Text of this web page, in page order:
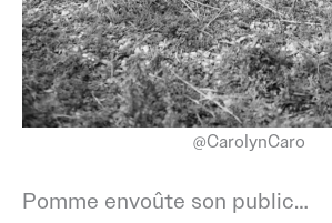
@CarolynCaro
Pomme envoûte son public…